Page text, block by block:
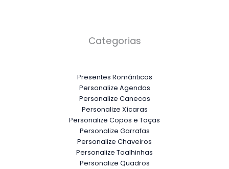
Categorias
Presentes Românticos
Personalize Agendas
Personalize Canecas
Personalize Xícaras
Personalize Copos e Taças
Personalize Garrafas
Personalize Chaveiros
Personalize Toalhinhas
Personalize Quadros